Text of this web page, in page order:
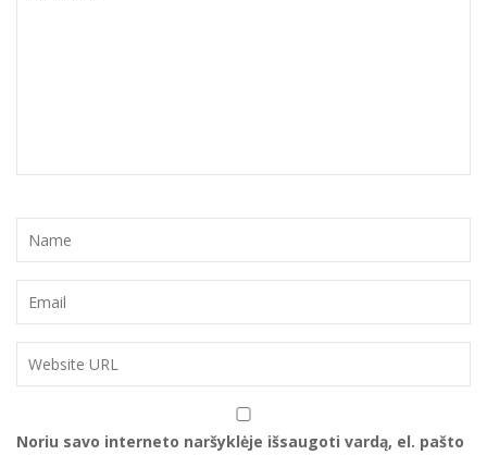
Noriu savo interneto naršyklėje išsaugoti vardą, el. pašto